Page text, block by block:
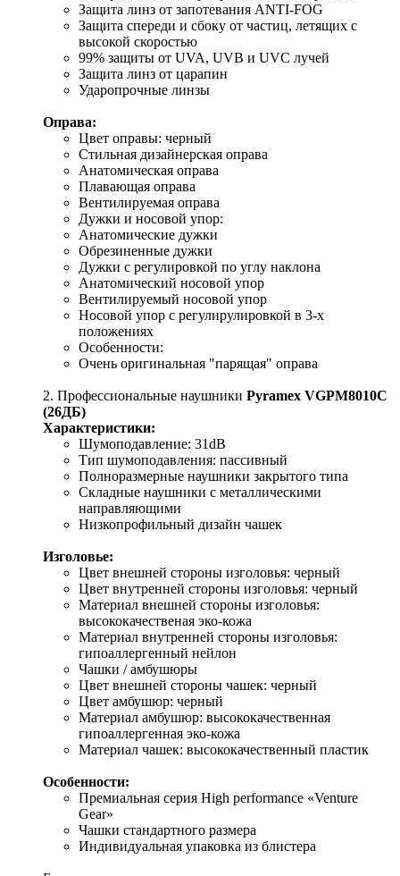
Защита линз от запотевания ANTI-FOG
Защита спереди и сбоку от частиц, летящих с
высокой скоростью
99% защиты от UVA, UVB и UVC лучей
Защита линз от царапин
Ударопрочные линзы
Оправа:
Цвет оправы: черный
Стильная дизайнерская оправа
Анатомическая оправа
Плавающая оправа
Вентилируемая оправа
Дужки и носовой упор:
Анатомические дужки
Обрезиненные дужки
Дужки с регулировкой по углу наклона
Анатомический носовой упор
Вентилируемый носовой упор
Носовой упор с регулирулировкой в 3-х
положениях
Особенности:
Очень оригинальная "парящая" оправа
2. Профессиональные наушники Pyramex VGPM8010С
(26ДБ)
Характеристики:
Шумоподавление: 31dB
Тип шумоподавления: пассивный
Полноразмерные наушники закрытого типа
Складные наушники с металлическими
направляющими
Низкопрофильный дизайн чашек
Изголовье:
Цвет внешней стороны изголовья: черный
Цвет внутренней стороны изголовья: черный
Материал внешней стороны изголовья:
высококачественая эко-кожа
Материал внутренней стороны изголовья:
гипоаллергенный нейлон
Чашки / амбушюры
Цвет внешней стороны чашек: черный
Цвет амбушюр: черный
Материал амбушюр: высококачественная
гипоаллергенная эко-кожа
Материал чашек: высококачественный пластик
Особенности:
Премиальная серия High performance «Venture
Gear»
Чашки стандартного размера
Индивидуальная упаковка из блистера